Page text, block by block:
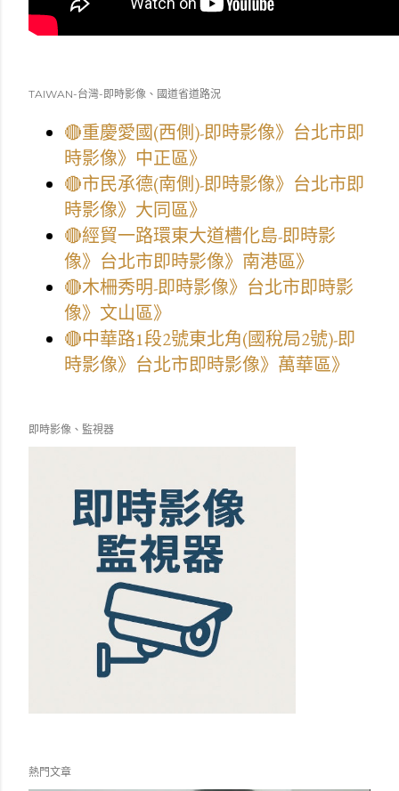
TAIWAN-台灣-即時影像、國道省道路況
🔴重慶愛國(西側)-即時影像》台北市即
時影像》中正區》
🔴市民承德(南側)-即時影像》台北市即
時影像》大同區》
🔴經貿一路環東大道槽化島-即時影
像》台北市即時影像》南港區》
🔴木柵秀明-即時影像》台北市即時影
像》文山區》
🔴中華路1段2號東北角(國稅局2號)-即
時影像》台北市即時影像》萬華區》
即時影像、監視器
熱門文章